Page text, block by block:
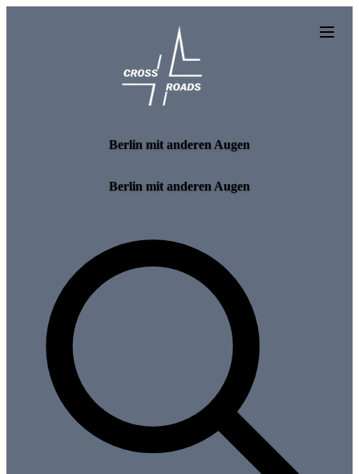
Berlin mit anderen Augen
Berlin mit anderen Augen